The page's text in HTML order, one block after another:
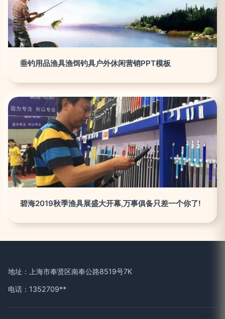
垂钓用品渔具渔饵钓具户外休闲营销PPT模板
碧海2019秋季渔具展盛大开幕,万事俱备只差一个你了!
地址：上海市奉贤区南奉公路8519号7K
电话：1352709**